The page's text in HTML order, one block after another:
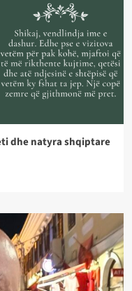
dhe natyra shqiptare